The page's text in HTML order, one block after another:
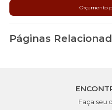
Orçamento
Páginas
Faça seu